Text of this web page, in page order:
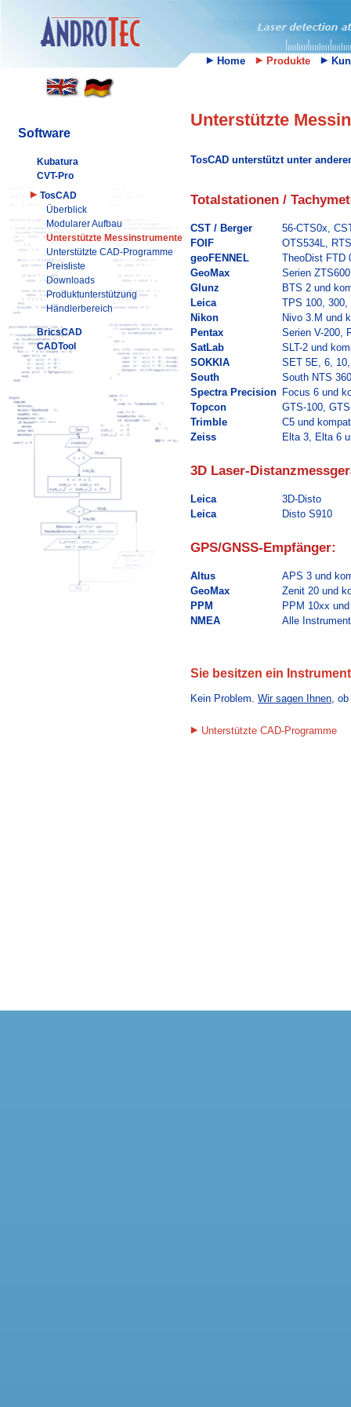
Home Produkte
Software
Kubatura
CVT-Pro
TosCAD
Überblick
Modularer Aufbau
Unterstützte Messinstrumente
Unterstützte CAD-Programme
Preisliste
Downloads
Produktunterstützung
Händlerbereich
BricsCAD
CADTool
Unterstützte
TosCAD unterstützt unter
Totalstationen /
CST / Berger
56-CTS0x,
FOIF
OTS534L,
geoFENNEL
TheoDist FTD
GeoMax
Serien
Glunz
BTS 2 und
Leica
TPS 100, 300,
Nikon
Nivo 3.M und
Pentax
Serien V-200,
SatLab
SLT-2 und
SOKKIA
SET 5E, 6,
South
South NTS
Spectra Precision Focus 6 und
Topcon
GTS-100,
Trimble
C5 und
Zeiss
Elta 3, Elta 6
3D Laser-
Leica
3D-Disto
Leica
Disto S910
GPS/GNSS-Empfänger:
Altus
APS 3 und
GeoMax
Zenit 20 und
PPM
PPM 10xx
NMEA
Alle
Sie besitzen ein
Kein Problem. Wir sagen Ihnen,
Unterstützte CAD-Programme